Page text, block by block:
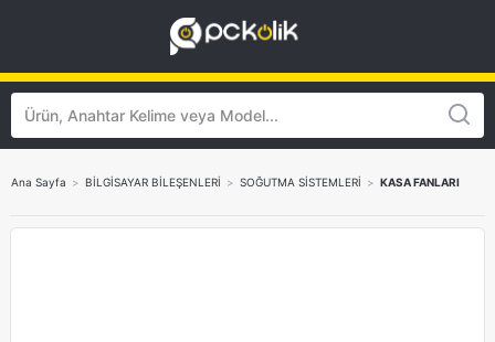
Ana Sayfa > BİLGİSAYAR BİLEŞENLERİ > SOĞUTMA SİSTEMLERİ > KASA FANLARI